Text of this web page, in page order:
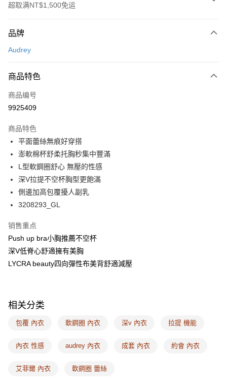
超取满NT$1,500免运
信用卡一次付款
LINE Pay
Apple Pay
Google Pay
PXPay Plus
Plus PAY
AFTEE先享后付
相关说明
1. 於付款方式選擇AFTEE先享後付，將跳出AFTEE先享後付手機驗證視
2. 進行簡訊驗證之後，即可完成結帳手續。
3. 訂單確認後不需事先繳費，商品會配送至您的指定地址。
4. 下訂完成後，您的手機會收到一封繳費通知簡訊，APP會員則會收到
AFTEE APP推播通知。
請留意繳費期限為 14 天。唯有下載 AFTEE App 成為 AFTEE 會員者方能享
出。使用AFTEE下訂可以延長您收到商品前的繳費天數，但無法保證一定能
夠在期限內收到商品(例如:預購商品或預計到貨時間較長者)。因此無論收到
ATM付款
运送方式
全家取付
每笔NT$100，满NT$1,500(含以上)免运费
7-11取付
每笔NT$100，满NT$1,500(含以上)免运费
每笔NT$100，满NT$1,500(含以上)免运费
品牌
Audrey
商品特色
商品编号
9925409
商品特色
平面蕾絲無痕好穿搭
澎軟棉杯舒柔托胸秒集中豐滿
L型軟鋼圈舒心 無壓的性感
深V拉提不空杯胸型更飽滿
側邊加高包覆擾人副乳
3208293_GL
销售重点
Push up bra小胸推薦不空杯
深V低脊心舒適擁有美胸
LYCRA beauty四向彈性布美背舒適減壓
相关分类
包覆 內衣 軟鋼圈 內衣 深v 內衣 拉提 機能
內衣 性感 audrey 內衣 成套 內衣 約會 內衣
艾菲爾 內衣 軟鋼圈 蕾絲